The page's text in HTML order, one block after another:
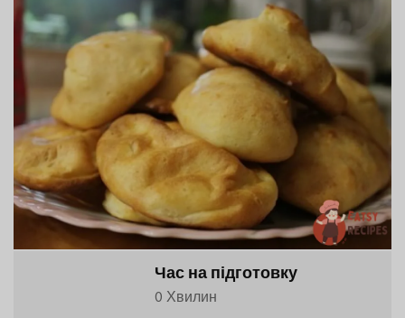
Час на підготовку
0 Хвилин